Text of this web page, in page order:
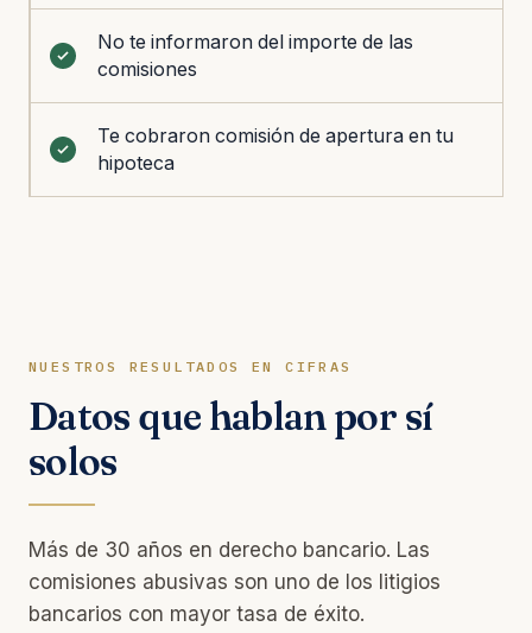
No te informaron del importe de las
comisiones
Te cobraron comisión de apertura en tu
hipoteca
NUESTROS RESULTADOS EN CIFRAS
Datos que hablan por sí
solos
Más de 30 años en derecho bancario. Las
comisiones abusivas son uno de los litigios
bancarios con mayor tasa de éxito.